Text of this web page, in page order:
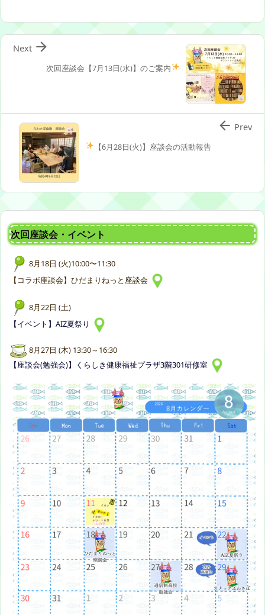
次回座談会【7月13日(水)】のご案内

Next
【6月28日(火)】座談会の活動報告
 Prev
次回座談会・イベント
8月18日 (火)10:00〜11:30
【コラボ座談会】ひだまりねっと座談会
8月22日 (土)
【イベント】AIZ夏祭り
8月27日 (木) 13:30～16:30
【座談会(勉強会)】くらしき健康福祉プラザ3階301研修室